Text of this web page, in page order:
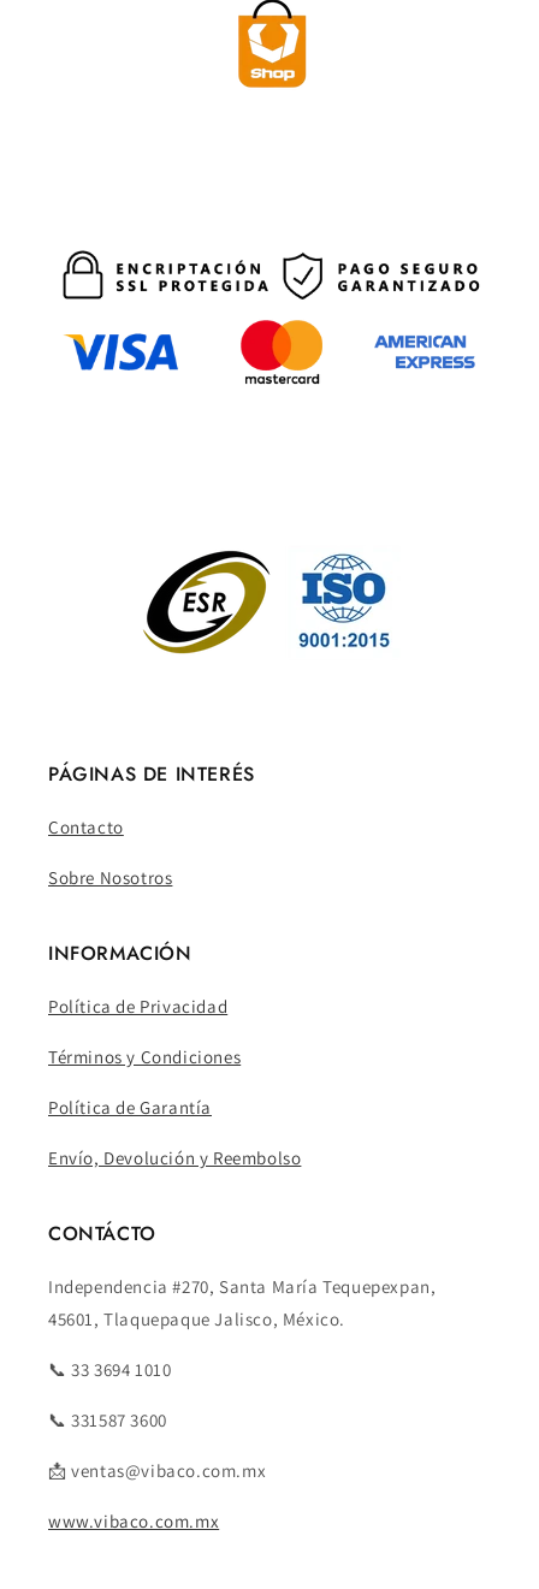
PÁGINAS DE INTERÉS
Contacto
Sobre Nosotros
INFORMACIÓN
Política de Privacidad
Términos y Condiciones
Política de Garantía
Envío, Devolución y Reembolso
CONTÁCTO
Independencia #270, Santa María Tequepexpan,
45601, Tlaquepaque Jalisco, México.
📞 33 3694 1010
📞 331587 3600
📩 ventas@vibaco.com.mx
www.vibaco.com.mx